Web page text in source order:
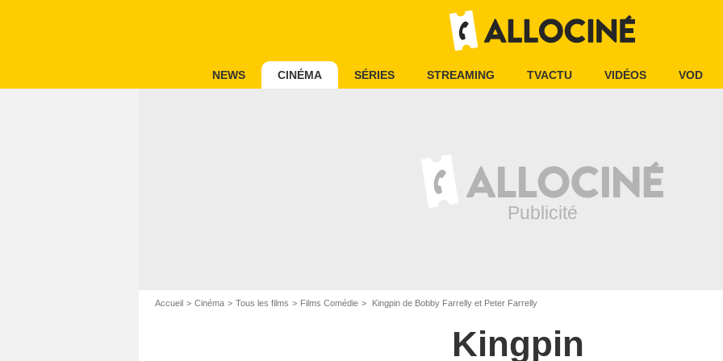
NEWS CINÉMA SÉRIES STREAMING TVACTU VIDÉOS VOD
Accueil Cinéma Tous les films Films Comédie Kingpin de Bobby Farrelly et Peter Farrelly
Kingpin